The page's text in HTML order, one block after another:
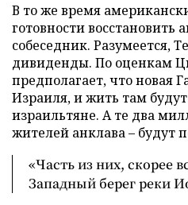
В то же время
готовности восстановить
собеседник. Разумеется,
дивиденды. По оценкам
предполагает, что новая
Израиля, и жить там
израильтяне. А те два
жителей анклава – будут
«Часть из них, скорее
Западный берег реки